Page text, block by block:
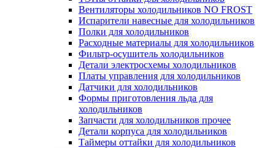
Вентиляторы холодильников NO FROST
Испарители навесные для холодильников
Полки для холодильников
Расходные материалы для холодильников
Фильтр-осушитель холодильников
Детали электросхемы холодильников
Платы управления для холодильников
Датчики для холодильников
Формы приготовления льда для
холодильников
Запчасти для холодильников прочее
Детали корпуса для холодильников
Таймеры оттайки для холодильников